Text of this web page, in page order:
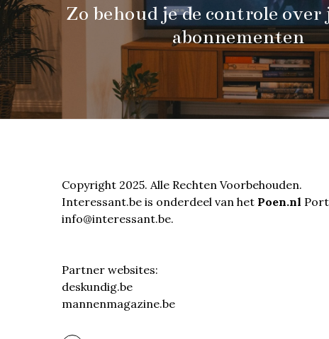
Zo behoud je de controle over
abonnementen
Copyright 2025. Alle Rechten Voorbehouden.
Interessant.be is onderdeel van het Poen.nl
info@interessant.be.
Partner websites:
deskundig.be
mannenmagazine.be